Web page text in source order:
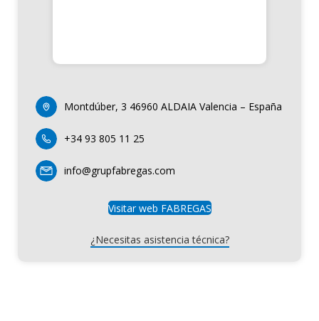
Montdúber, 3 46960 ALDAIA Valencia – España
+34 93 805 11 25
info@grupfabregas.com
Visitar web FABREGAS
¿Necesitas asistencia técnica?